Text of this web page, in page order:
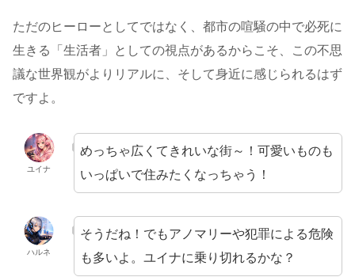
ただのヒーローとしてではなく、都市の喧騒の中で必死に
生きる「生活者」としての視点があるからこそ、この不思
議な世界観がよりリアルに、そして身近に感じられるはず
ですよ。
ユイナ
めっちゃ広くてきれいな街～！可愛いものも
いっぱいで住みたくなっちゃう！
ハルネ
そうだね！でもアノマリーや犯罪による危険
も多いよ。ユイナに乗り切れるかな？